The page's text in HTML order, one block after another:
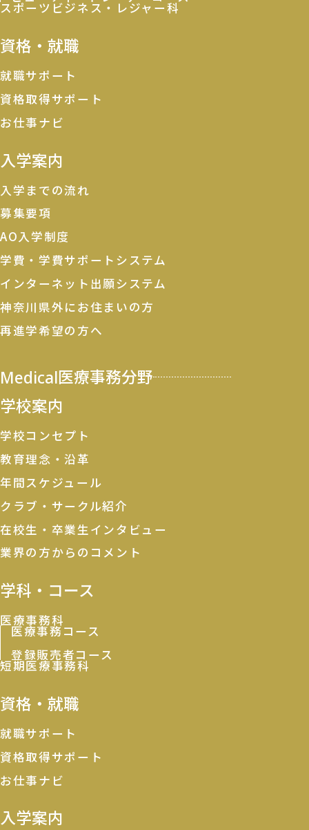
スポーツビジネス・レジャー科
資格・就職
就職サポート
資格取得サポート
お仕事ナビ
入学案内
入学までの流れ
募集要項
AO入学制度
学費・学費サポートシステム
インターネット出願システム
神奈川県外にお住まいの方
再進学希望の方へ
Medical医療事務分野
学校案内
学校コンセプト
教育理念・沿革
年間スケジュール
クラブ・サークル紹介
在校生・卒業生インタビュー
業界の方からのコメント
学科・コース
医療事務科
医療事務コース
登録販売者コース
短期医療事務科
資格・就職
就職サポート
資格取得サポート
お仕事ナビ
入学案内